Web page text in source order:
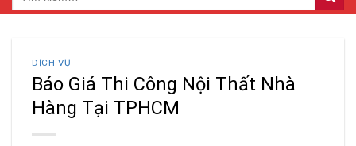
DỊCH VỤ
Báo Giá Thi Công Nội Thất Nhà
Hàng Tại TPHCM